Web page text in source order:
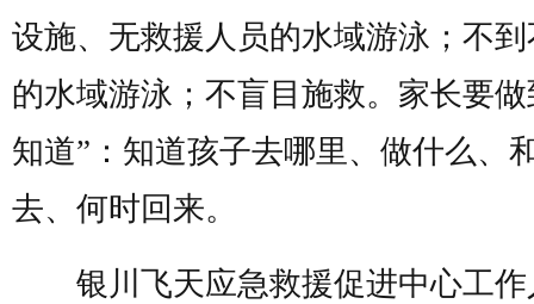
设施、无救援人员的水域游泳；不
的水域游泳；不盲目施救。家长要做
知道”：知道孩子去哪里、做什么、
去、何时回来。
银川飞天应急救援促进中心工作